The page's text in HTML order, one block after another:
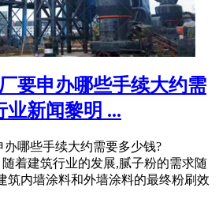
要申办哪些手续大约需
业新闻黎明 ...
办哪些手续大约需要多少钱?
随着建筑行业的发展,腻子粉的需求随
筑内墙涂料和外墙涂料的最终粉刷效